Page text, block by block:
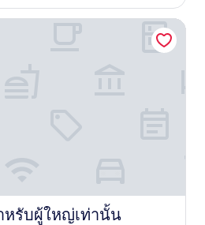
หรับผู้ใหญ่เท่านั้น
ผู้ใหญ่เท่านั้น
หญ่เท่านั้น